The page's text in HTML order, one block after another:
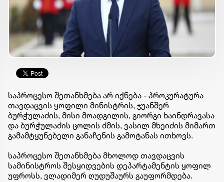
საპროცესო შეთანხმება არ იქნება - პროკურატურა
თავდაცვის ყოფილი მინისტრის, ჯუანშერ
ბურჭულაძის, მისი მოადგილის, გიორგი ხაინდრავასა
და ბურჭულაძის ცოლის ძმის, ვასილ მხეიძის მიმართ
გამამტყუნებელი განაჩენის გამოტანას ითხოვს.
საპროცესო შეთანხმება მხოლოდ თავდაცვის
სამინისტროს შესყიდვების დეპარტამენტის ყოფილ
უფროსს, ვლადიმერ ღუდუშაურს გაუფორმდება.